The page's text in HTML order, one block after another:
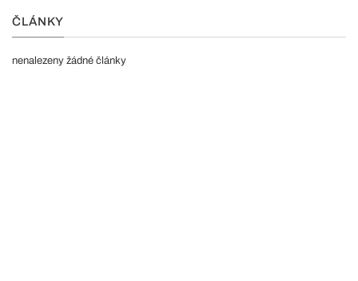
ČLÁNKY
nenalezeny žádné články